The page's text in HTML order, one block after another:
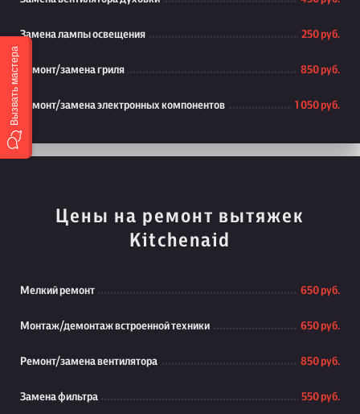
Замена лампы освещения 250 руб.
Ремонт/замена гриля 850 руб.
Ремонт/замена электронных компонентов 1 050 руб.
Цены на ремонт вытяжек
Kitchenaid
Мелкий ремонт 650 руб.
Монтаж/демонтаж встроенной техники 650 руб.
Ремонт/замена вентилятора 850 руб.
Замена фильтра 550 руб.
Вызвать мастера